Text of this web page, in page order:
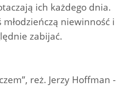
ich każdego dnia.
niewinność i
zabijać.
reż. Jerzy Hoffman -